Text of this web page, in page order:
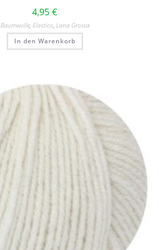
4,95 €
Baumwolle, Elastico, Lana Grossa
In den Warenkorb